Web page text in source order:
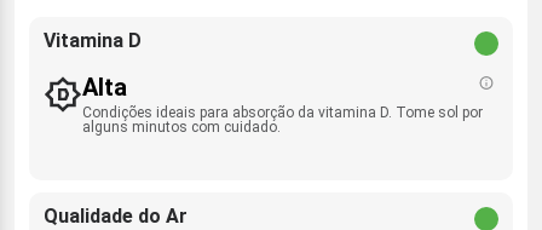
Vitamina D
Alta
Condições ideais para absorção da vitamina D. Tome sol por
alguns minutos com cuidado.
Qualidade do Ar